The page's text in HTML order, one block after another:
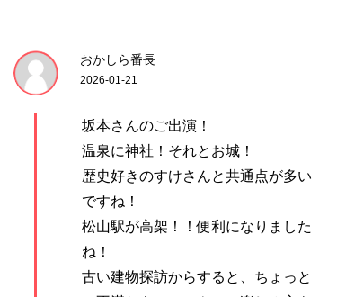
おかしら番長
2026-01-21
坂本さんのご出演！
温泉に神社！それとお城！
歴史好きのすけさんと共通点が多い
ですね！
松山駅が高架！！便利になりました
ね！
古い建物探訪からすると、ちょっと